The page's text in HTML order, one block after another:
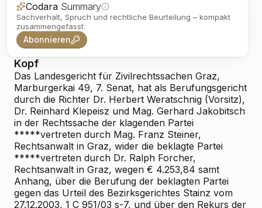
Codara Summary
Sachverhalt, Spruch und rechtliche Beurteilung – kompakt
zusammengefasst.
Abonnieren
Kopf
Das Landesgericht für Zivilrechtssachen Graz,
Marburgerkai 49, 7. Senat, hat als Berufungsgericht
durch die Richter Dr. Herbert Weratschnig (Vorsitz),
Dr. Reinhard Klepeisz und Mag. Gerhard Jakobitsch
in der Rechtssache der klagenden Partei
*****vertreten durch Mag. Franz Steiner,
Rechtsanwalt in Graz, wider die beklagte Partei
*****vertreten durch Dr. Ralph Forcher,
Rechtsanwalt in Graz, wegen € 4.253,84 samt
Anhang, über die Berufung der beklagten Partei
gegen das Urteil des Bezirksgerichtes Stainz vom
27.12.2003, 1 C 951/03 s-7, und über den Rekurs der